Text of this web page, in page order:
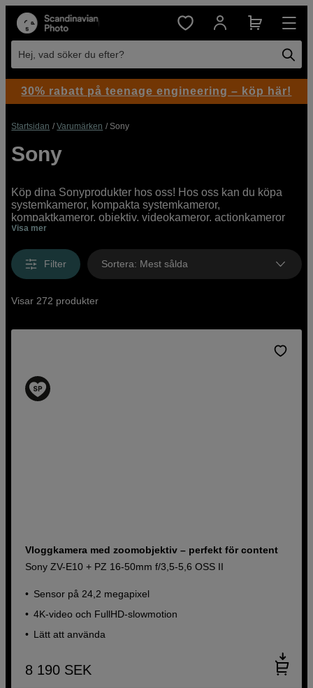
Hej, vad söker du efter?
Startsidan Varumärken Sony
Sony
Köp dina Sonyprodukter hos oss! Hos oss kan du köpa
systemkameror, kompakta systemkameror,
kompaktkameror, objektiv, videokameror, actionkameror
och tillbehör från Sony både online och i butik. Vi har ett
till proffesionella high end-kameror.
Visa mer
Filter Sortera: Mest sålda
Visar 272 produkter
Vloggkamera med zoomobjektiv – perfekt för content
Sony ZV-E10 + PZ 16-50mm f/3,5-5,6 OSS II
Sensor på 24,2 megapixel
4K-video och FullHD-slowmotion
Lätt att använda
8 190 SEK
30% rabatt på teenage engineering – köp här!